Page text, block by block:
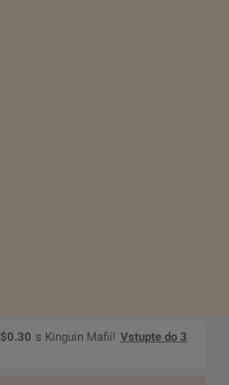
$0.30 s Kinguin Mafií! Vstupte do 3